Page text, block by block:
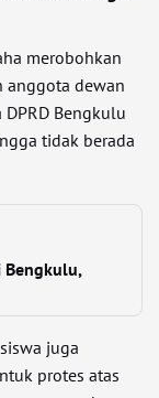
merobohkan
anggota dewan
Bengkulu
tidak berada
Bengkulu,
juga
protes atas